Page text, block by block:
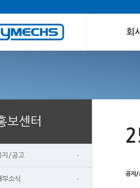
회
보센터
지/공고
부소식
공지/